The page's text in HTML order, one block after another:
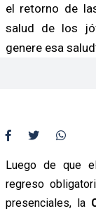
el retorno de
salud de los
genere esa
Luego de que
regreso
presenciales, la